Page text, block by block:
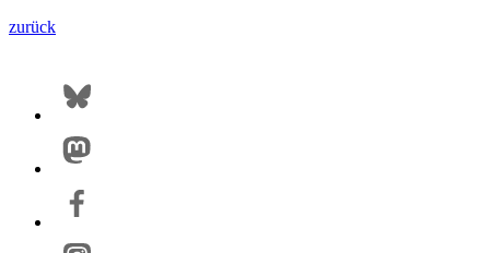
zurück